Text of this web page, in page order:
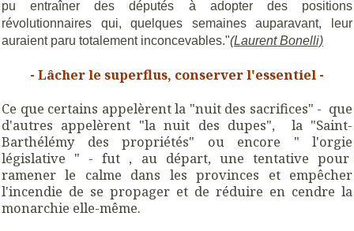
pu entraîner des députés à adopter des positions
révolutionnaires qui, quelques semaines auparavant, leur
auraient paru totalement inconcevables."(Laurent Bonelli)
- Lâcher le superflus, conserver l'essentiel -
Ce que certains appelèrent la "nuit des sacrifices" - que
d'autres appelèrent "la nuit des dupes", la "Saint-
Barthélémy des propriétés" ou encore " l'orgie
législative " - fut , au départ, une tentative pour
ramener le calme dans les provinces et empêcher
l'incendie de se propager et de réduire en cendre la
monarchie elle-même.